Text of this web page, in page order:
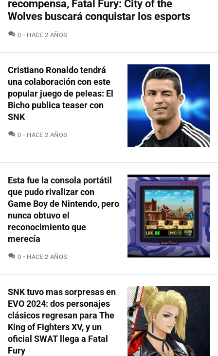
recompensa, Fatal Fury: City of the
Wolves buscará conquistar los esports
0 COMENTARIOS
HACE 2 AÑOS
Cristiano Ronaldo tendrá
una colaboración con este
popular juego de peleas: El
Bicho publica teaser con
SNK
0 COMENTARIOS
HACE 2 AÑOS
Esta fue la consola portátil
que pudo rivalizar con
Game Boy de Nintendo, pero
nunca obtuvo el
reconocimiento que
merecía
0 COMENTARIOS
HACE 2 AÑOS
SNK tuvo mas sorpresas en
EVO 2024: dos personajes
clásicos regresan para The
King of Fighters XV, y un
oficial SWAT llega a Fatal
Fury